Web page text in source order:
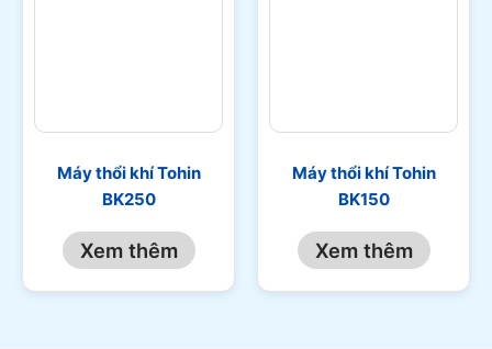
Máy thổi khí Tohin
BK250
Xem thêm
Máy thổi khí Tohin
BK150
Xem thêm